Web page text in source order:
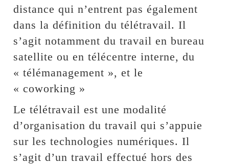
distance qui n’entrent pas également
dans la définition du télétravail. Il
s’agit notamment du travail en bureau
satellite ou en télécentre interne, du
« télémanagement », et le
« coworking »
Le télétravail est une modalité
d’organisation du travail qui s’appuie
sur les technologies numériques. Il
s’agit d’un travail effectué hors des